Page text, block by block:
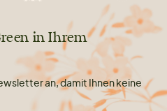
in Ihrem
an, damit Ihnen keine